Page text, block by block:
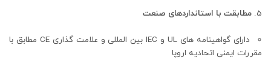
مطابقت با استانداردهای صنعت
دارای گواهینامه های UL و IEC بین المللی و علامت گذاری CE مطابق با
مقررات ایمنی اتحادیه اروپا